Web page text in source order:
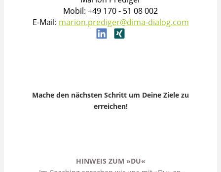
Mobil: +49 170 - 51 08 002
E-Mail: marion.prediger@dima-dialog.com
Mache den nächsten Schritt um Deine Ziele zu
erreichen!
HINWEIS ZUM »DU«